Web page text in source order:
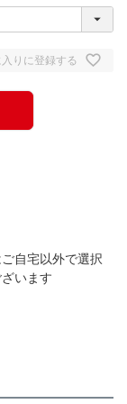
りに登録する
自宅以外で選択
います